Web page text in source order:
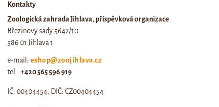
Kontakty
Zoologická zahrada Jihlava, příspěvková organizace
Březinovy sady 5642/10
586 01 Jihlava 1
e-mail: eshop@zoojihlava.cz
tel.: +420 565 596 919
IČ: 00404454, DIČ: CZ00404454